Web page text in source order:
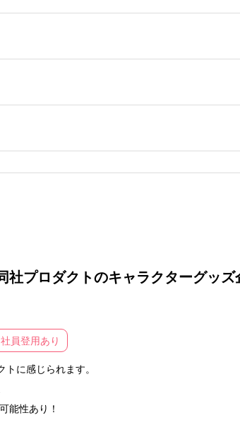
社プロダクトのキャラクターグッ
社員登用あり
に感じられます。
能性あり！